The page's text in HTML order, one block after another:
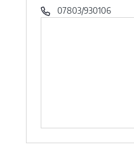
07803/930106